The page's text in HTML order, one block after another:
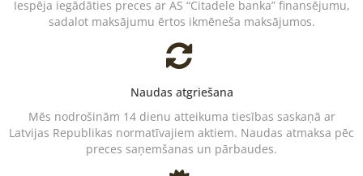
Iespēja iegādāties preces ar AS “Citadele banka” finansējumu,
sadalot maksājumu ērtos ikmēneša maksājumos.
Naudas atgriešana
Mēs nodrošinām 14 dienu atteikuma tiesības saskaņā ar
Latvijas Republikas normatīvajiem aktiem. Naudas atmaksa pēc
preces saņemšanas un pārbaudes.